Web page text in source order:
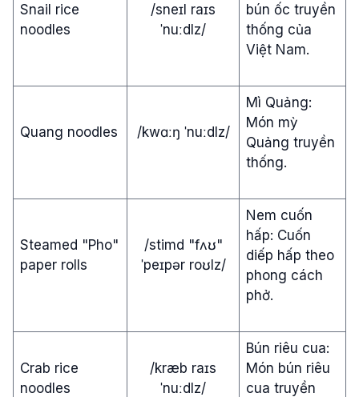
Snail rice
noodles
/sneɪl raɪs
ˈnuːdlz/
bún ốc truyền
thống của
Việt Nam.
Quang noodles /kwɑːŋ ˈnuːdlz/
Mì Quảng:
Món mỳ
Quảng truyền
thống.
Steamed "Pho"
paper rolls
/stimd "fʌʊ"
ˈpeɪpər roʊlz/
Nem cuốn
hấp: Cuốn
diếp hấp theo
phong cách
phở.
Crab rice
noodles
/kræb raɪs
ˈnuːdlz/
Bún riêu cua:
Món bún riêu
cua truyền